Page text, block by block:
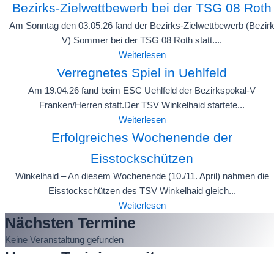
Bezirks-Zielwettbewerb bei der TSG 08 Roth
Am Sonntag den 03.05.26 fand der Bezirks-Zielwettbewerb (Bezirk
V) Sommer bei der TSG 08 Roth statt....
Weiterlesen
Verregnetes Spiel in Uehlfeld
Am 19.04.26 fand beim ESC Uehlfeld der Bezirkspokal-V
Franken/Herren statt.Der TSV Winkelhaid startete...
Weiterlesen
Erfolgreiches Wochenende der
Eisstockschützen
Winkelhaid – An diesem Wochenende (10./11. April) nahmen die
Eisstockschützen des TSV Winkelhaid gleich...
Weiterlesen
Nächsten Termine
Keine Veranstaltung gefunden